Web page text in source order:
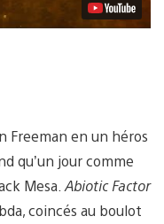
Freeman en un héros
qu’un jour comme
Mesa. Abiotic Factor
coincés au boulot